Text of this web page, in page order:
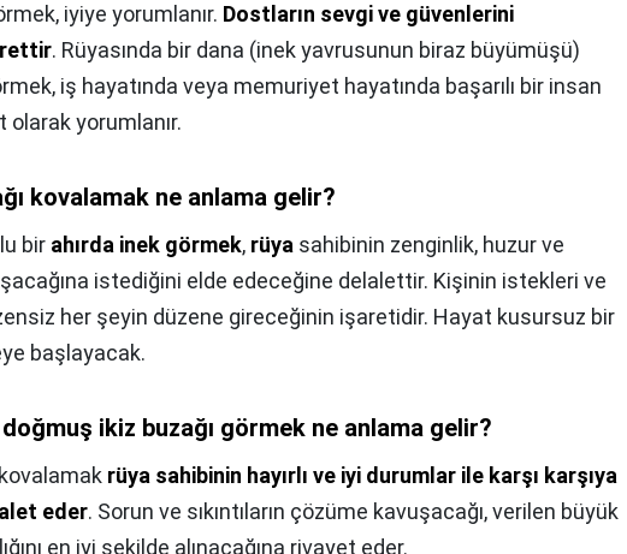
iyiye yorumlanır. Dostların sevgi ve güvenlerini
. Rüyasında bir dana (inek yavrusunun biraz büyümüşü)
iş hayatında veya memuriyet hayatında başarılı bir insan
olarak yorumlanır.
kovalamak ne anlama gelir?
bir ahırda inek görmek, rüya sahibinin zenginlik, huzur ve
istediğini elde edeceğine delalettir. Kişinin istekleri ve
her şeyin düzene gireceğinin işaretidir. Hayat kusursuz bir
başlayacak.
ikiz buzağı görmek ne anlama gelir?
rüya sahibinin hayırlı ve iyi durumlar ile karşı karşıya
eder. Sorun ve sıkıntıların çözüme kavuşacağı, verilen büyük
en iyi şekilde alınacağına rivayet eder.